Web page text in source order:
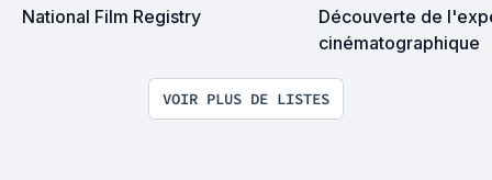
National Film Registry
Découverte de
cinématographique
VOIR PLUS DE LISTES